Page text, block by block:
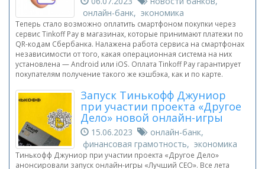
онлайн-банк, экономика
Теперь стало возможно оплатить смартфоном покупки через
сервис Tinkoff Pay в магазинах, которые принимают платежи по
QR-кодам Сбербанка. Налажена работа сервиса на смартфонах
независимости от того, какая операционная система на них
установлена — Android или iOS. Оплата Tinkoff Pay гарантирует
покупателям получение такого же кэшбэка, как и по карте.
Запуск Тинькофф Джуниор
при участии проекта «Другое
Дело» новой онлайн-игры
15.06.2023
онлайн-банк,
финансовая грамотность, экономика
Тинькофф Джуниор при участии проекта «Другое Дело»
анонсировали запуск онлайн-игры «Лучший CEO». Все лета